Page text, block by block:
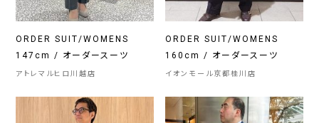
ORDER SUIT/WOMENS
147cm / オーダースーツ
アトレマルヒロ川越店
ORDER SUIT/WOMENS
160cm / オーダースーツ
イオンモール京都桂川店